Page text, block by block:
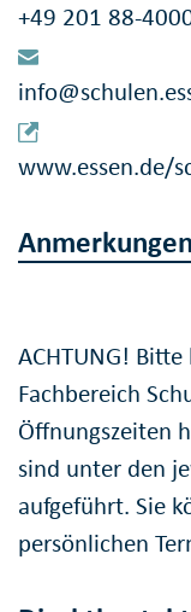
+49 201 88-
www.essen.de/
Anmerkungen
ACHTUNG!
Fachbereich
Öffnungszeiten
sind unter den
aufgeführt. Sie
persönlichen